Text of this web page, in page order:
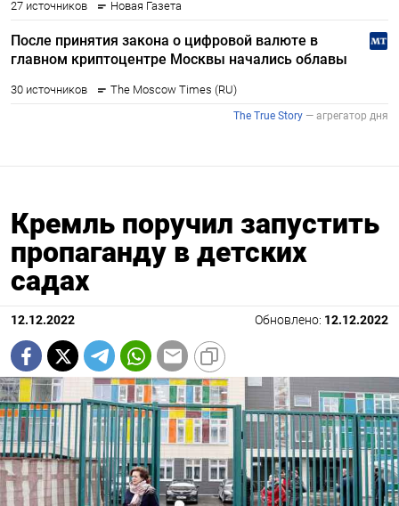
Кремль поручил запустить
пропаганду в детских
садах
12.12.2022 Обновлено: 12.12.2022